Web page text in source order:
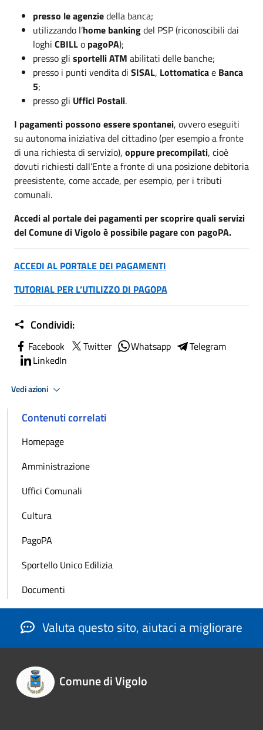
presso le agenziedella banca;
utilizzando l’home bankingdel PSP (riconoscibili dai
loghi CBILLo pagoPA);
presso gli sportelli ATM abilitati delle banche;
presso i punti vendita di SISAL, Lottomaticae Banca
5;
presso gli Uffici Postali.
I pagamenti possono essere spontanei, ovvero eseguiti
su autonoma iniziativa del cittadino (per esempio a fronte
di una richiesta di servizio), oppure precompilati, cioè
dovuti richiesti dall’Ente a fronte di una posizione debitoria
preesistente, come accade, per esempio, per i tributi
comunali.
Accedi al portale dei pagamenti per scoprire quali servizi
del Comune di Vigolo è possibile pagare con pagoPA.
ACCEDI AL PORTALE DEI PAGAMENTI
TUTORIAL PER L’UTILIZZO DI PAGOPA
Condividi:
Facebook Twitter Whatsapp
Telegram
LinkedIn
Vedi azioni
Contenuti correlati
Homepage
Amministrazione
Uffici Comunali
Cultura
PagoPA
Sportello Unico Edilizia
Documenti
Valuta questo sito, aiutaci a migliorare
Comune di Vigolo